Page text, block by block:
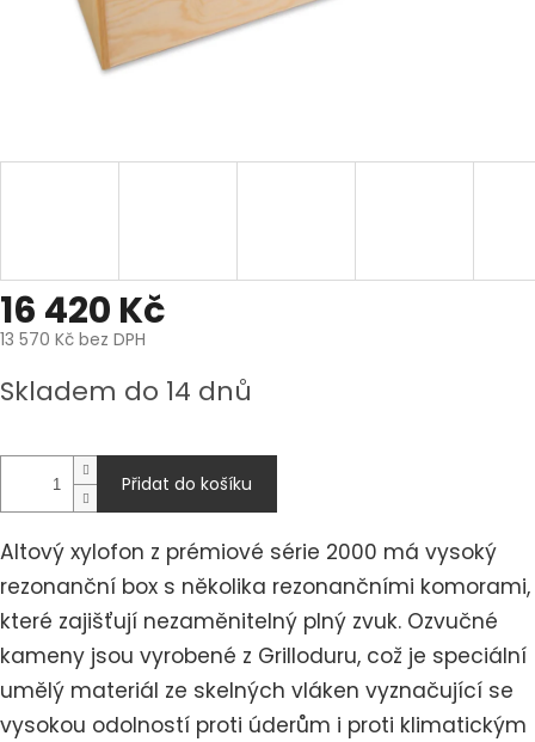
16 420 Kč
13 570 Kč bez DPH
cena:
Skladem do 14 dnů
Přidat do košíku
Altový xylofon z prémiové série 2000 má vysoký
rezonanční box s několika rezonančními komorami,
které zajišťují nezaměnitelný plný zvuk. Ozvučné
kameny jsou vyrobené z Grilloduru, což je speciální
umělý materiál ze skelných vláken vyznačující se
vysokou odolností proti úderům i proti klimatickým